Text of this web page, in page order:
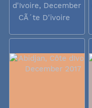
d'Ivoire, December
2017
CÃ´te D'ivoire